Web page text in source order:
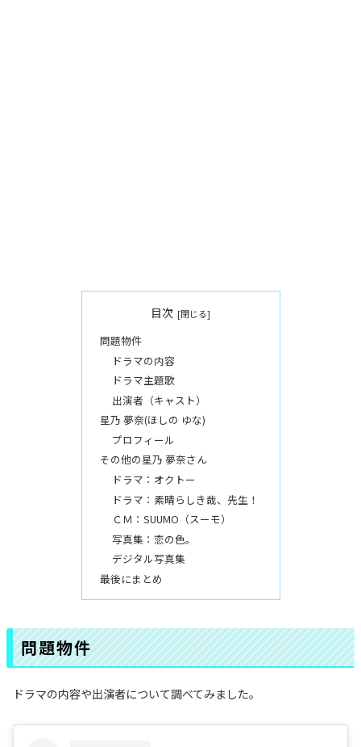
目次
問題物件
ドラマの内容
ドラマ主題歌
出演者（キャスト）
星乃 夢奈(ほしの ゆな)
プロフィール
その他の星乃 夢奈さん
ドラマ：オクトー
ドラマ：素晴らしき哉、先生！
ＣＭ：SUUMO（スーモ）
写真集：恋の色。
デジタル写真集
最後にまとめ
問題物件
ドラマの内容や出演者について調べてみました。